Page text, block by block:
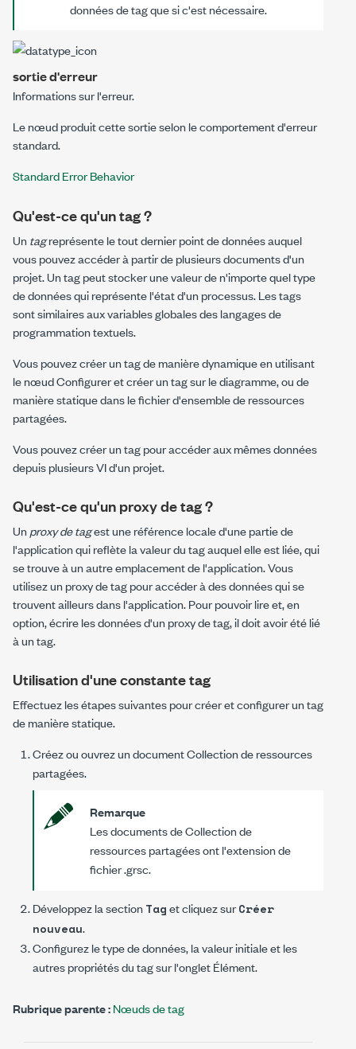
données de tag que si c'est nécessaire.
sortie d'erreur
Informations sur l'erreur.
Le nœud produit cette sortie selon le comportement d'erreur
standard.
Standard Error Behavior
Qu'est-ce qu'un tag ?
Untagreprésente le tout dernier point de données auquel
vous pouvez accéder à partir de plusieurs documents d'un
projet. Un tag peut stocker une valeur de n'importe quel type
de données qui représente l'état d'un processus. Les tags
sont similaires aux variables globales des langages de
programmation textuels.
Vous pouvez créer un tag de manière dynamique en utilisant
le nœudConfigurer et créer un tagsur le diagramme, ou de
manière statique dans le fichier d'ensemble de ressources
partagées.
Vous pouvez créer un tag pour accéder aux mêmes données
depuis plusieurs VI d'un projet.
Qu'est-ce qu'un proxy de tag ?
Unproxy de tagest une référence locale d'une partie de
l'application qui reflète la valeur du tag auquel elle est liée, qui
se trouve à un autre emplacement de l'application. Vous
utilisez un proxy de tag pour accéder à des données qui se
trouvent ailleurs dans l'application. Pour pouvoir lire et, en
option, écrire les données d'un proxy de tag, il doit avoir été lié
à un tag.
Utilisation d'une constante tag
Effectuez les étapes suivantes pour créer et configurer un tag
de manière statique.
Créez ou ouvrez un document Collection de ressources
partagées.
Remarque
Les documents de Collection de
ressources partagées ont l'extension de
fichier.grsc.
Développez la sectionTaget cliquez surCréer
nouveau.
Configurez le type de données, la valeur initiale et les
autres propriétés du tag sur l'ongletÉlément.
Rubrique parente :Nœuds de tag